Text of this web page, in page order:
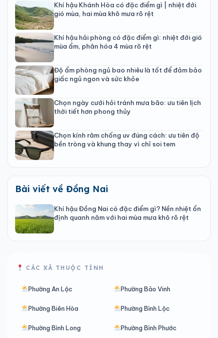
Khí hậu Khánh Hòa có đặc điểm gì | nhiệt đới
gió mùa, hai mùa khô mưa rõ rệt
Khí hậu hải phòng có đặc điểm gì: nhiệt đới gió
mùa ẩm, phân hóa 4 mùa rõ rệt
Độ ẩm phòng ngủ bao nhiêu là tốt để đảm bảo
giấc ngủ ngon và sức khỏe
Chọn ngày cưới hỏi tránh mưa bão: ưu tiên lịch
thời tiết hơn phong thủy
Chọn kính râm chống uv đúng cách: ưu tiên độ
bền tròng và khung thay vì chỉ soi tem
Bài viết về Đồng Nai
Khí hậu Đồng Nai có đặc điểm gì? Nền nhiệt ổn
định quanh năm với hai mùa mưa khô rõ rệt
CÁC XÃ THUỘC TỈNH
Phường An Lộc Phường Bảo Vinh
Phường Biên Hòa Phường Bình Lộc
Phường Bình Long Phường Bình Phước